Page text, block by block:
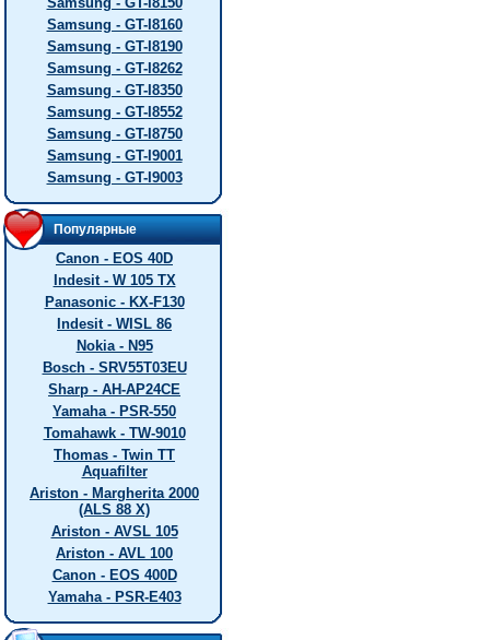
Samsung - GT-I8160
Samsung - GT-I8190
Samsung - GT-I8262
Samsung - GT-I8350
Samsung - GT-I8552
Samsung - GT-I8750
Samsung - GT-I9001
Samsung - GT-I9003
Популярные
Canon - EOS 40D
Indesit - W 105 TX
Panasonic - KX-F130
Indesit - WISL 86
Nokia - N95
Bosch - SRV55T03EU
Sharp - AH-AP24CE
Yamaha - PSR-550
Tomahawk - TW-9010
Thomas - Twin TT
Aquafilter
Ariston - Margherita 2000
(ALS 88 X)
Ariston - AVSL 105
Ariston - AVL 100
Canon - EOS 400D
Yamaha - PSR-E403